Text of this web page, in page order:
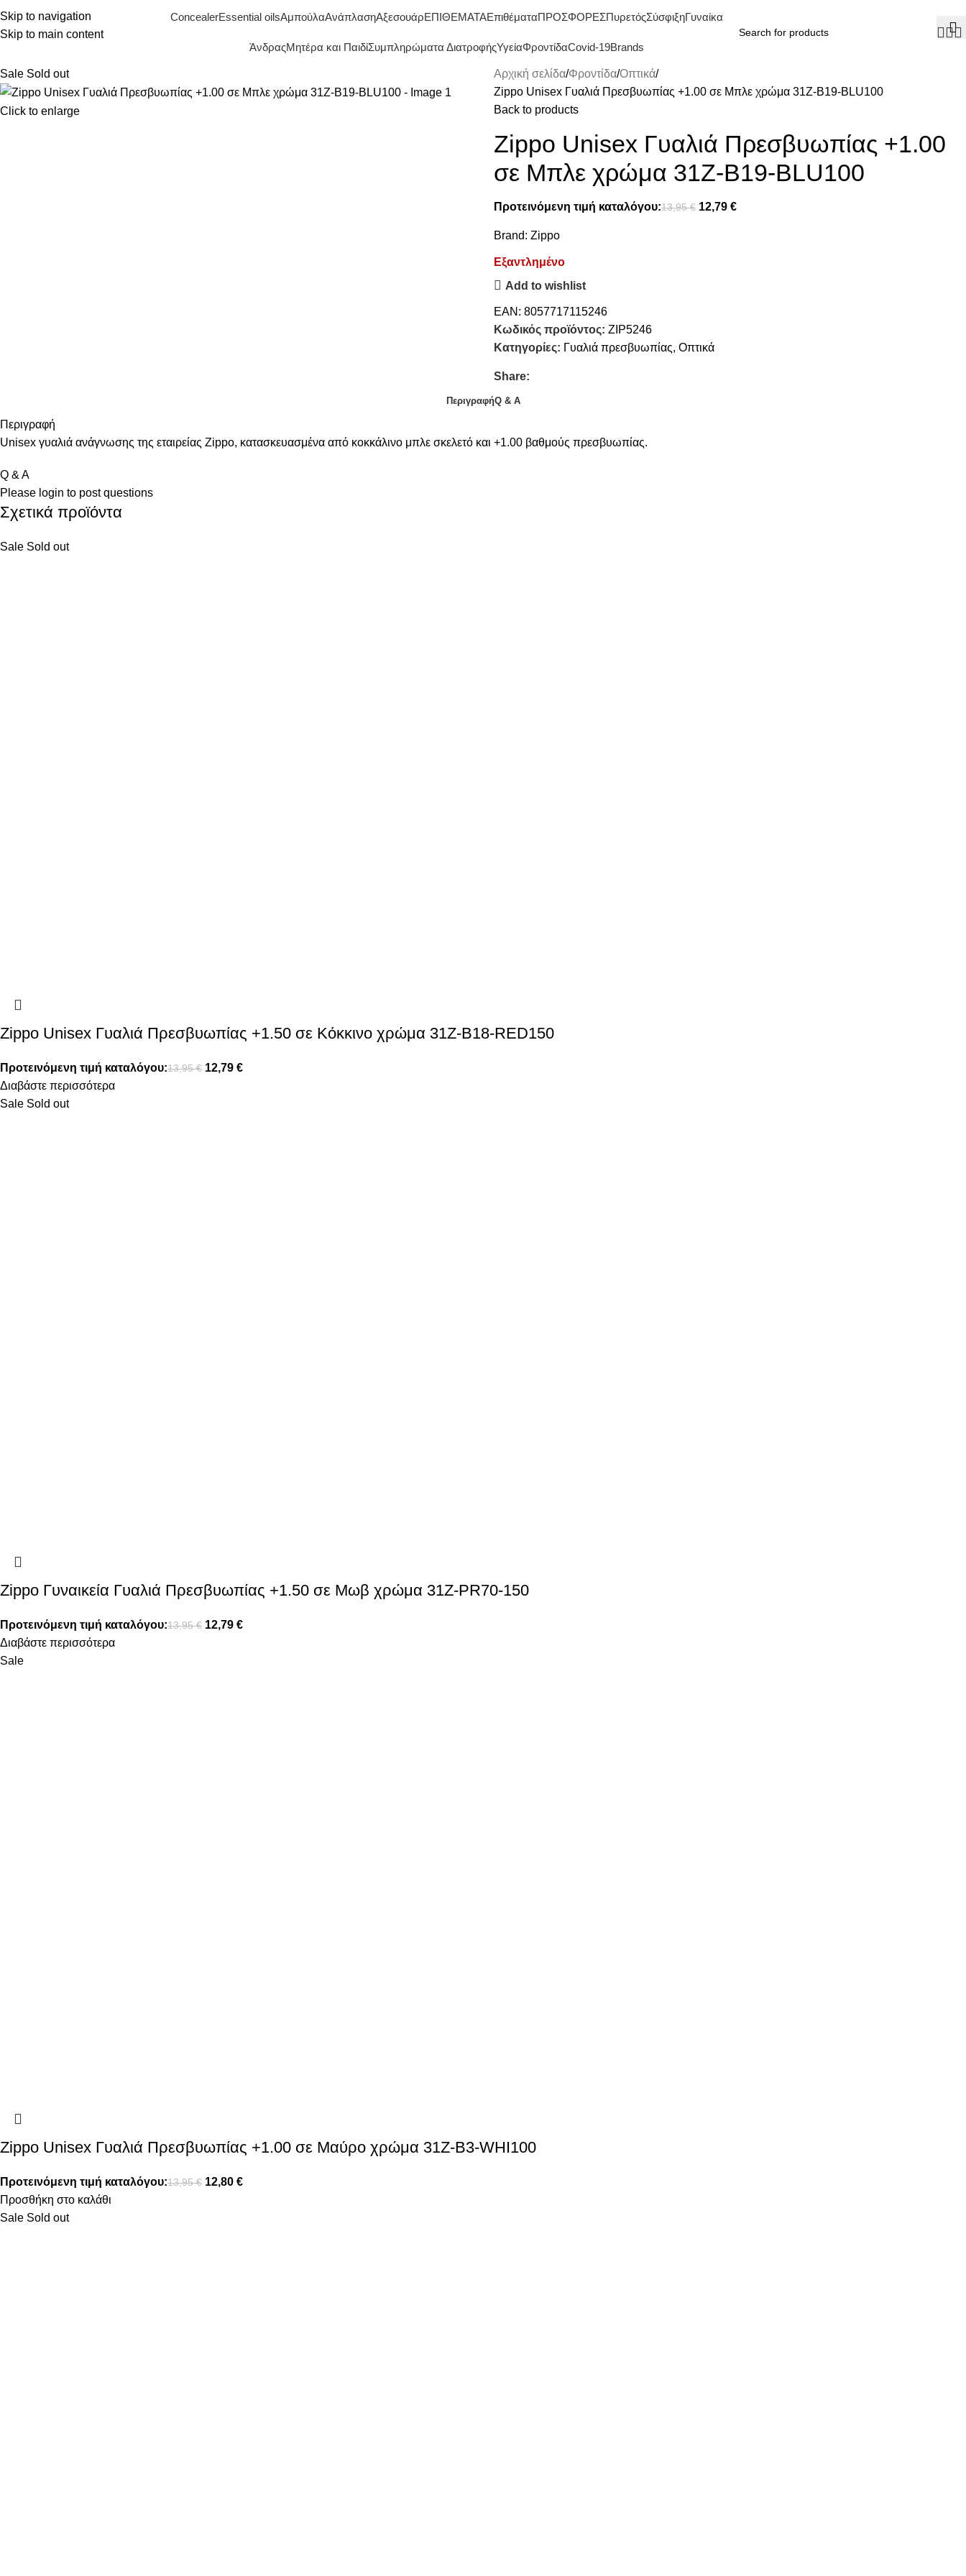
Skip to navigation
Skip to main content
ConcealerEssential oilsΑμπούλαΑνάπλασηΑξεσουάρΕΠΙΘΕΜΑΤΑΕπιθέματαΠΡΟΣΦΟΡΕΣΠυρετόςΣύσφιξηΓυναίκα
ΆνδραςΜητέρα και ΠαιδίΣυμπληρώματα ΔιατροφήςΥγείαΦροντίδαCovid-19Brands
Sale Sold out
Click to enlarge
Αρχική σελίδα Φροντίδα Οπτικά
Zippo Unisex Γυαλιά Πρεσβυωπίας +1.00 σε Μπλε χρώμα 31Z-B19-BLU100
Back to products
Zippo Unisex Γυαλιά Πρεσβυωπίας +1.00
σε Μπλε χρώμα 31Z-B19-BLU100
Προτεινόμενη τιμή καταλόγου:13,95€ 12,79 €
Brand: Zippo
Εξαντλημένο
Add to wishlist
EAN: 8057717115246
Κωδικός προϊόντος: ZIP5246
Κατηγορίες: Γυαλιά πρεσβυωπίας, Οπτικά
Share:
ΠεριγραφήQ & A
Περιγραφή
Unisex γυαλιά ανάγνωσης της εταιρείας Zippo, κατασκευασμένα από κοκκάλινο μπλε σκελετό και +1.00 βαθμούς πρεσβυωπίας.
Q & A
Please login to post questions
Σχετικά προϊόντα
Sale Sold out
Zippo Unisex Γυαλιά Πρεσβυωπίας +1.50 σε Κόκκινο χρώμα 31Z-B18-RED150
Προτεινόμενη τιμή καταλόγου:13,95€ 12,79 €
Διαβάστε περισσότερα
Sale Sold out
Zippo Γυναικεία Γυαλιά Πρεσβυωπίας +1.50 σε Μωβ χρώμα 31Z-PR70-150
Προτεινόμενη τιμή καταλόγου:13,95€ 12,79 €
Διαβάστε περισσότερα
Sale
Zippo Unisex Γυαλιά Πρεσβυωπίας +1.00 σε Μαύρο χρώμα 31Z-B3-WHI100
Προτεινόμενη τιμή καταλόγου:13,95€ 12,80 €
Προσθήκη στο καλάθι
Sale Sold out